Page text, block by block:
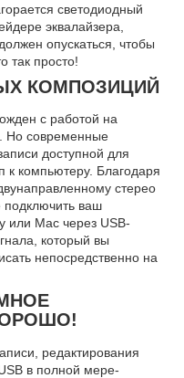
светодиодный
эквалайзера,
опускаться, чтобы
так просто!
КОМПОЗИЦИЙ
с работой на
Но современные
доступной для
к компьютеру. Благодаря
стерео
ваш
или Mac через USB-
который вы
непосредственно на
редактирования
в полной мере-